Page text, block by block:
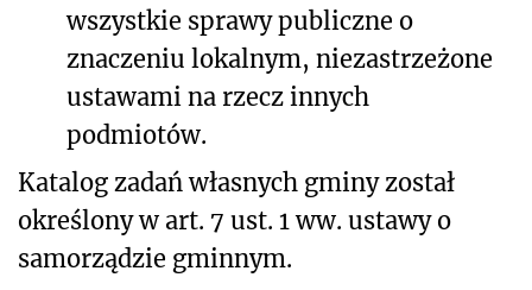
wszystkie sprawy publiczne o
znaczeniu lokalnym, niezastrzeżone
ustawami na rzecz innych
podmiotów.
Katalog zadań własnych gminy został
określony w art. 7 ust. 1 ww. ustawy o
samorządzie gminnym.